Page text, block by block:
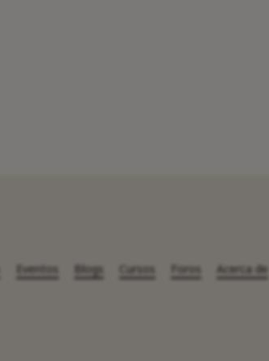
Eventos Blogs Cursos Foros Acerca de